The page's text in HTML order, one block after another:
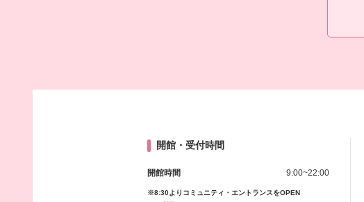
開館・受付時間
開館時間 9:00~22:00
※8:30よりコミュニティ・エントランスをOPEN